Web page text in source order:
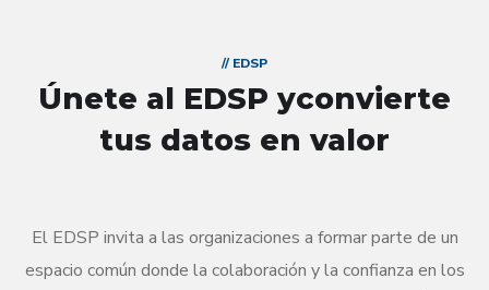
// EDSP
Únete al EDSP yconvierte
tus datos en valor
El EDSP invita a las organizaciones a formar parte de un
espacio común donde la colaboración y la confianza en los